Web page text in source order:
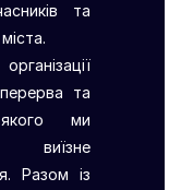
та
та
ми
виїзне
Разом із